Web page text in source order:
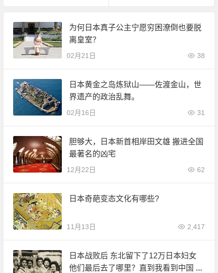
为何日本真子公主宁愿穷困潦倒也要脱
离皇室？
02月21日 38
日本黄金之岛炼狱山——佐渡金山，世
界遗产的政治乱舞。
02月16日 31
胆够大，日本新首相岸田文雄 搬进全国
最著名的凶宅
12月22日 62
日本奇葩变态文化有哪些?
11月13日 2,417
日本战败后 东北留下了12万日本妇女
他们最后去了哪里？直到我看到中国 我